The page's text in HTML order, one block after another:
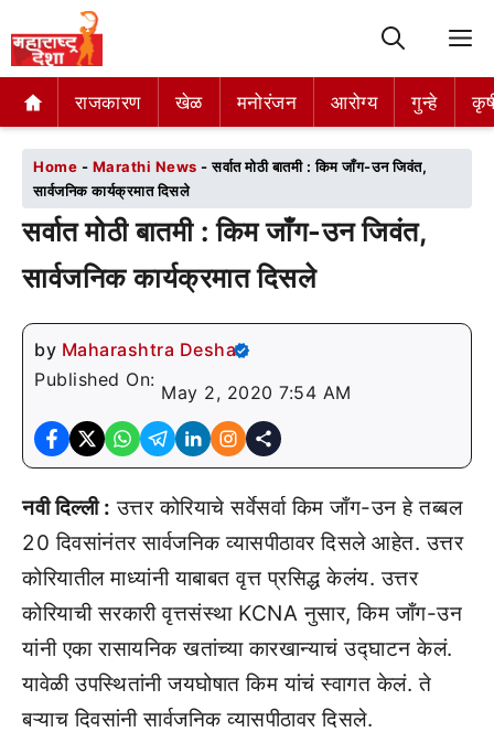
राजकारण खेळ मनोरंजन आरोग्य गुन्हे
राजकारण खेळ मनोरंजन आरोग्य गुन्हे
Home - Marathi News -सर्वात मोठी बातमी : किम जाँग-उन जिवंत,
सार्वजनिक कार्यक्रमात दिसले
सर्वात मोठी बातमी : किम जाँग-उन जिवंत,
सार्वजनिक कार्यक्रमात दिसले
by Maharashtra Desha
Published On:
May 2, 2020 7:54 AM
नवी दिल्ली : उत्तर कोरियाचे सर्वेसर्वा किम जाँग-उन हे तब्बल
20 दिवसांनंतर सार्वजनिक व्यासपीठावर दिसले आहेत. उत्तर
कोरियातील माध्यांनी याबाबत वृत्त प्रसिद्ध केलंय. उत्तर
कोरियाची सरकारी वृत्तसंस्था KCNA नुसार, किम जाँग-उन
यांनी एका रासायनिक खतांच्या कारखान्याचं उद्घाटन केलं.
यावेळी उपस्थितांनी जयघोषात किम यांचं स्वागत केलं. ते
बऱ्याच दिवसांनी सार्वजनिक व्यासपीठावर दिसले.